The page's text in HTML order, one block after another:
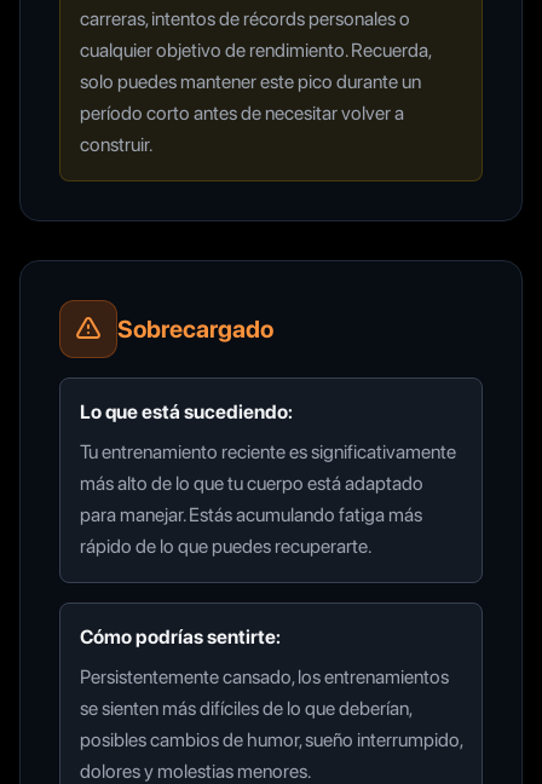
carreras, intentos de récords personales o
cualquier objetivo de rendimiento. Recuerda,
solo puedes mantener este pico durante un
período corto antes de necesitar volver a
construir.
Sobrecargado
Lo que está sucediendo:
Tu entrenamiento reciente es significativamente
más alto de lo que tu cuerpo está adaptado
para manejar. Estás acumulando fatiga más
rápido de lo que puedes recuperarte.
Cómo podrías sentirte:
Persistentemente cansado, los entrenamientos
se sienten más difíciles de lo que deberían,
posibles cambios de humor, sueño interrumpido,
dolores y molestias menores.